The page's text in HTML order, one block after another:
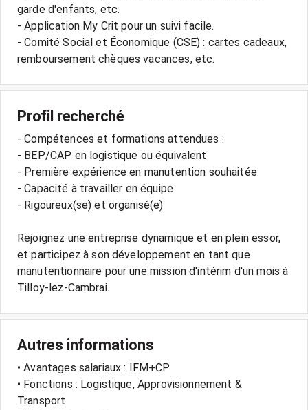
garde d'enfants, etc.
- Application My Crit pour un suivi facile.
- Comité Social et Économique (CSE) : cartes cadeaux,
Profil recherché
- Compétences et formations attendues :
- BEP/CAP en logistique ou équivalent
- Première expérience en manutention souhaitée
- Capacité à travailler en équipe
- Rigoureux(se) et organisé(e)
Rejoignez une entreprise dynamique et en plein essor,
et participez à son développement en tant que
manutentionnaire pour une mission d'intérim d'un mois à
Autres informations
• Avantages salariaux : IFM+CP
• Fonctions : Logistique, Approvisionnement &
Transport